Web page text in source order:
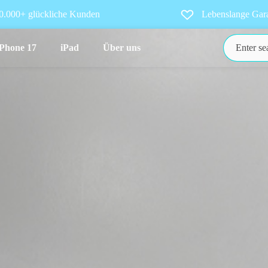
glückliche Kunden Lebenslange
17 iPad Über uns